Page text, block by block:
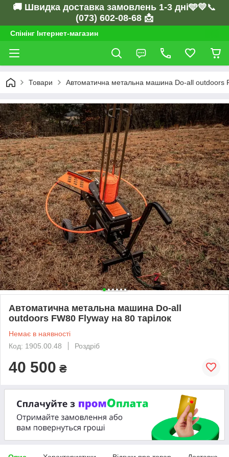
🚚 Швидка доставка замовлень 1-3 дні🩵💛📞
(073) 602-08-68 📩
Спінінг Інтернет-магазин
Товари Автоматична метальна машина Do-all outdoors
Автоматична метальна машина Do-all
outdoors FW80 Flyway на 80 тарілок
Немає в наявності
Код: 1905.00.48
Роздріб
40 500 ₴